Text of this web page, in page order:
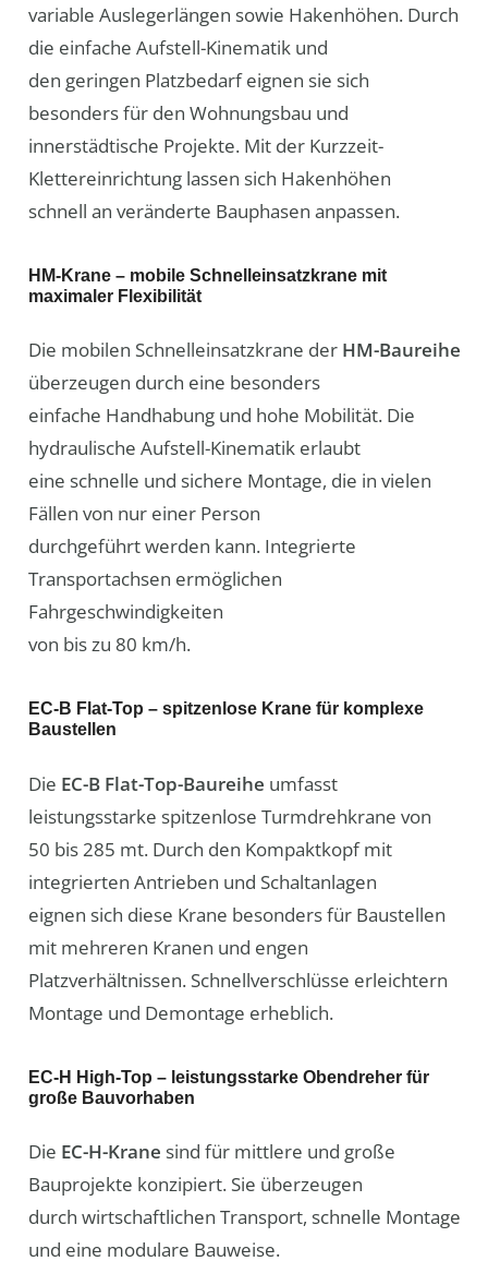
variable Auslegerlängen sowie Hakenhöhen. Durch
die einfache Aufstell-Kinematik und
den geringen Platzbedarf eignen sie sich
besonders für den Wohnungsbau und
innerstädtische Projekte. Mit der Kurzzeit-
Klettereinrichtung lassen sich Hakenhöhen
schnell an veränderte Bauphasen anpassen.
HM-Krane – mobile Schnelleinsatzkrane mit
maximaler Flexibilität
Die mobilen Schnelleinsatzkrane der HM-Baureihe
überzeugen durch eine besonders
einfache Handhabung und hohe Mobilität. Die
hydraulische Aufstell-Kinematik erlaubt
eine schnelle und sichere Montage, die in vielen
Fällen von nur einer Person
durchgeführt werden kann. Integrierte
Transportachsen ermöglichen
Fahrgeschwindigkeiten
von bis zu 80 km/h.
EC-B Flat-Top – spitzenlose Krane für komplexe
Baustellen
Die EC-B Flat-Top-Baureihe umfasst
leistungsstarke spitzenlose Turmdrehkrane von
50 bis 285 mt. Durch den Kompaktkopf mit
integrierten Antrieben und Schaltanlagen
eignen sich diese Krane besonders für Baustellen
mit mehreren Kranen und engen
Platzverhältnissen. Schnellverschlüsse erleichtern
Montage und Demontage erheblich.
EC-H High-Top – leistungsstarke Obendreher für
große Bauvorhaben
Die EC-H-Krane sind für mittlere und große
Bauprojekte konzipiert. Sie überzeugen
durch wirtschaftlichen Transport, schnelle Montage
und eine modulare Bauweise.